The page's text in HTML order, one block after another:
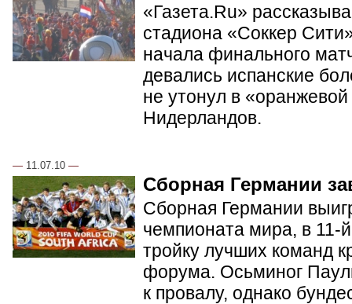
«Газета.Ru»
стадиона «Соккер
начала финального
девались испанские
не утонул в
Нидерландов.
— 11.07.10 —
Сборная Германии
Сборная Германии
чемпионата мира, в 11-
тройку лучших команд
форума. Осьминог
к провалу, однако